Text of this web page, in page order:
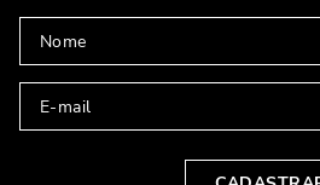
Utilize Termos
PARA